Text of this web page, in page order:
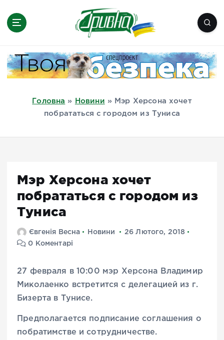
Миколаїв, Одеса, Мелітополь
Головна » Новини »
Мэр Херсона хочет
побрататься с городом из Туниса
Мэр Херсона хочет
побрататься с городом из
Туниса
Євгенія Весна Новини
26 Лютого, 2018
0 Коментарі
27 февраля в 10:00 мэр Херсона Владимир
Миколаенко встретится с делегацией из г.
Бизерта в Тунисе.
Предполагается подписание соглашения о
побратимстве и сотрудничестве.